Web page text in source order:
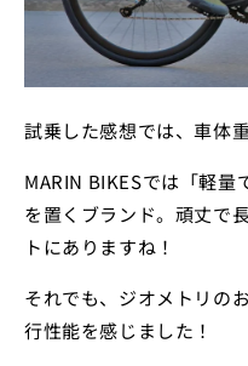
試乗した感想では、車体
MARIN BIKESでは「軽量
を置くブランド。頑丈で
トにありますね！
それでも、ジオメトリの
行性能を感じました！